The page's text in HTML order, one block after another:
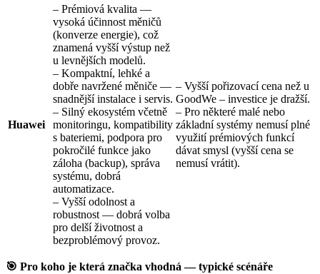
Huawei
– Prémiová kvalita —
vysoká účinnost měničů
(konverze energie), což
znamená vyšší výstup než
u levnějších modelů.
– Kompaktní, lehké a
dobře navržené měniče —
snadnější instalace i servis.
– Silný ekosystém včetně
monitoringu, kompatibility
s bateriemi, podpora pro
pokročilé funkce jako
záloha (backup), správa
systému, dobrá
automatizace.
– Vyšší odolnost a
robustnost — dobrá volba
pro delší životnost a
bezproblémový provoz.
– Vyšší pořizovací cena než u
GoodWe – investice je dražší.
– Pro některé malé nebo
základní systémy nemusí plné
využití prémiových funkcí
dávat smysl (vyšší cena se
nemusí vrátit).
🎯 Pro koho je která značka vhodná — typické scénáře